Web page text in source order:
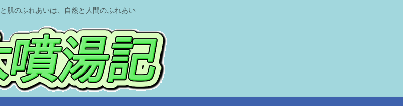
肌のふれあいは、自然と人間のふれあい